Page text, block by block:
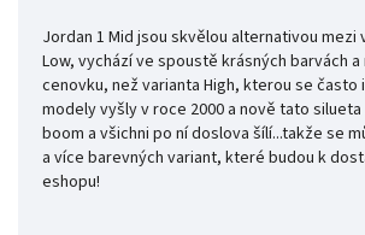
Jordan 1 Mid jsou skvělou alternativou mezi
Low, vychází ve spoustě krásných barvách a
cenovku, než varianta High, kterou se často
modely vyšly v roce 2000 a nově tato
boom a všichni po ní doslova šílí...takže se
a více barevných variant, které budou k
eshopu!